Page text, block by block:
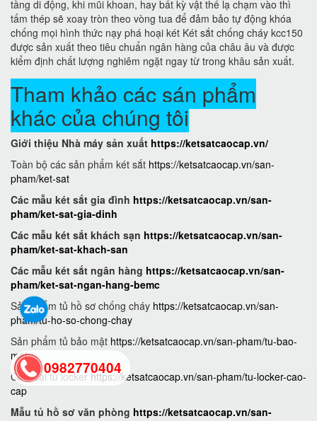
tầng di động, khi mũi khoan, hay bất kỳ vật thể lạ chạm vào thì
tấm thép sẽ xoay tròn theo vòng tua để đảm bảo tự động khóa
chống mọi hình thức nạy phá hoại két Két sắt chống cháy kcc150
được sản xuất theo tiêu chuẩn ngân hàng của châu âu và được
kiểm định chất lượng nghiêm ngặt ngay từ trong khâu sản xuất.
Tham khảo các sán phẩm
khác của chúng tôi
Giới thiệu Nhà máy sản xuất https://ketsatcaocap.vn/
Toàn bộ các sản phẩm két sắt https://ketsatcaocap.vn/san-
pham/ket-sat
Các mẫu két sắt gia đình https://ketsatcaocap.vn/san-
pham/ket-sat-gia-dinh
Các mẫu két sắt khách sạn https://ketsatcaocap.vn/san-
pham/ket-sat-khach-san
Các mẫu két sắt ngân hàng https://ketsatcaocap.vn/san-
pham/ket-sat-ngan-hang-bemc
Sản phẩm tủ hồ sơ chống cháy https://ketsatcaocap.vn/san-
pham/tu-ho-so-chong-chay
Sản phẩm tủ bảo mật https://ketsatcaocap.vn/san-pham/tu-bao-
mat
Các loại tủ locker https://ketsatcaocap.vn/san-pham/tu-locker-cao-
cap
Mẫu tủ hồ sơ văn phòng https://ketsatcaocap.vn/san-
0982770404